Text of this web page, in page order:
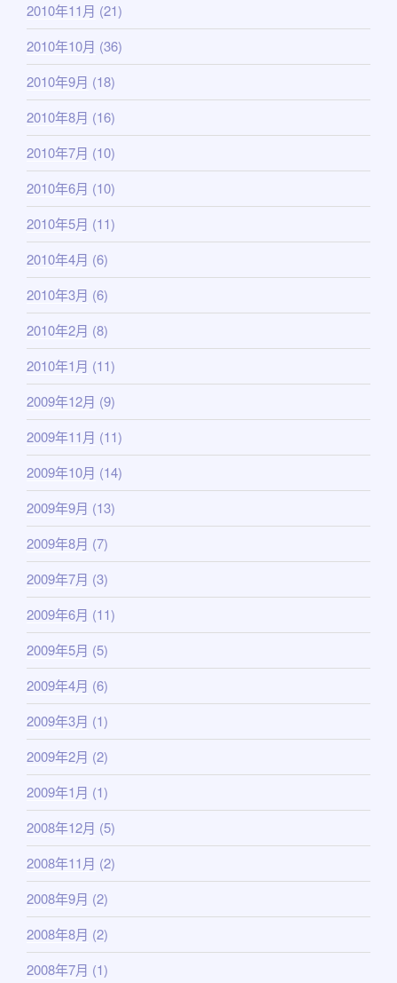
2010年11月 (21)
2010年10月 (36)
2010年9月 (18)
2010年8月 (16)
2010年7月 (10)
2010年6月 (10)
2010年5月 (11)
2010年4月 (6)
2010年3月 (6)
2010年2月 (8)
2010年1月 (11)
2009年12月 (9)
2009年11月 (11)
2009年10月 (14)
2009年9月 (13)
2009年8月 (7)
2009年7月 (3)
2009年6月 (11)
2009年5月 (5)
2009年4月 (6)
2009年3月 (1)
2009年2月 (2)
2009年1月 (1)
2008年12月 (5)
2008年11月 (2)
2008年9月 (2)
2008年8月 (2)
2008年7月 (1)